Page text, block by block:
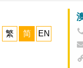
繁 简 EN